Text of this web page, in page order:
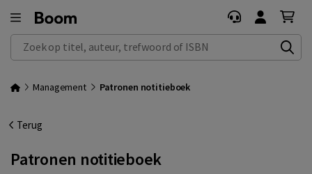
Zoek op titel, auteur, trefwoord of ISBN
Management Patronen notitieboek
Terug
Patronen notitieboek